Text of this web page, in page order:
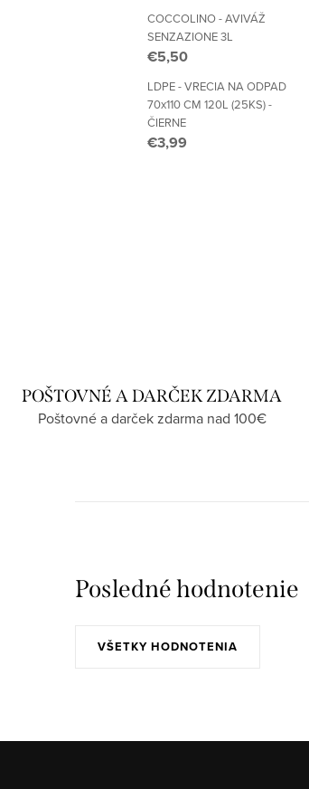
COCCOLINO - AVIVÁŽ
SENZAZIONE 3L
€5,50
LDPE - VRECIA NA ODPAD
70x110 CM 120L (25KS) -
ČIERNE
€3,99
POŠTOVNÉ A DARČEK ZDARMA
Poštovné a darček zdarma nad 100€
Posledné hodnotenie
VŠETKY HODNOTENIA